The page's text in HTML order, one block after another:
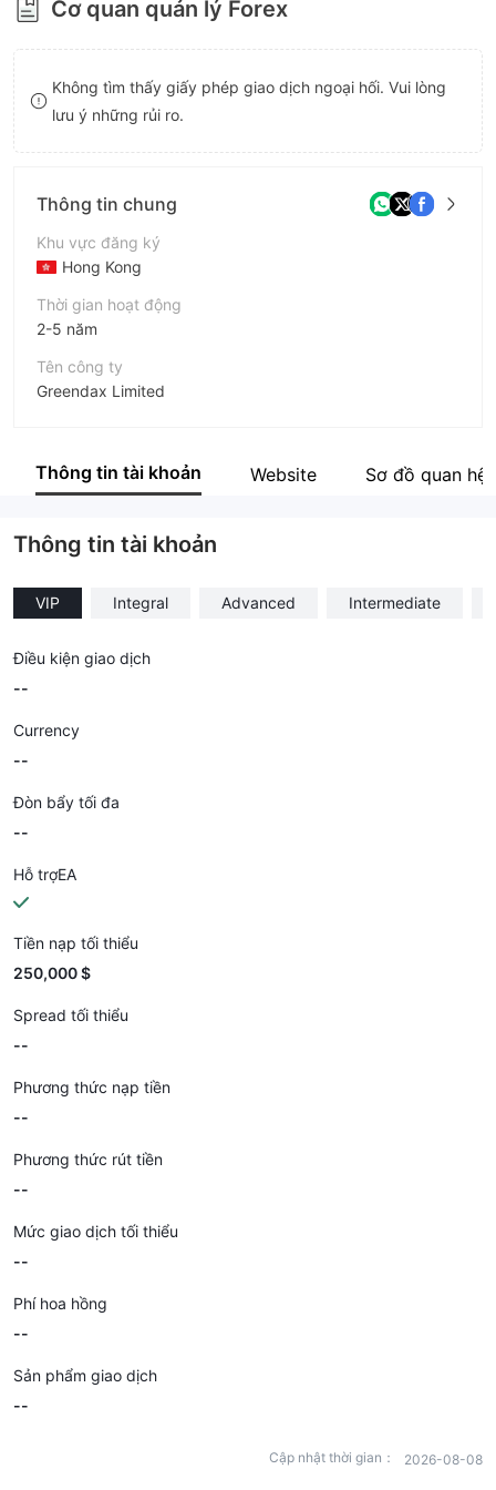
8
9
9
Cơ quan quản lý Forex
Không tìm thấy giấy phép giao dịch ngoại hối. Vui lòng
lưu ý những rủi ro.
Thông tin chung
Khu vực đăng ký
Hong Kong
Thời gian hoạt động
2-5 năm
Tên công ty
Greendax Limited
Nhân viên doanh nghiệp
Thông tin tài khoản Website Sơ đồ quan hệ
Thông tin tài khoản
VIP Integral Advanced Intermediate
Điều kiện giao dịch
--
Currency
--
Đòn bẩy tối đa
--
Hỗ trợEA
Tiền nạp tối thiểu
250,000 $
Spread tối thiểu
--
Phương thức nạp tiền
--
Phương thức rút tiền
--
Mức giao dịch tối thiểu
--
Phí hoa hồng
--
Sản phẩm giao dịch
--
Cập nhật thời gian： 2026-08-08